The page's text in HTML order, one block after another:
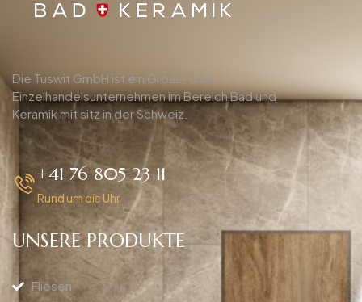
Die Tuswit GmbH ist ein Gross- und
Einzelhandelsunternehmen im Bereich Bad und
Keramik mit sitz in der Schweiz.
+41 76 805 23 11
Rund um die Uhr
UNSERE PRODUKTE
Fliesen